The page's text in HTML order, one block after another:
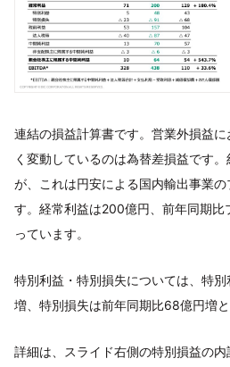
連結の損益計算書です。営業外損益
く変動しているのは為替差損益です
が、これは円安による国内輸出事業
す。経常利益は200億円、前年同期
っています。
特別利益・特別損失については、特
増、特別損失は前年同期比68億円増と
詳細は、スライド右側の特別損益の